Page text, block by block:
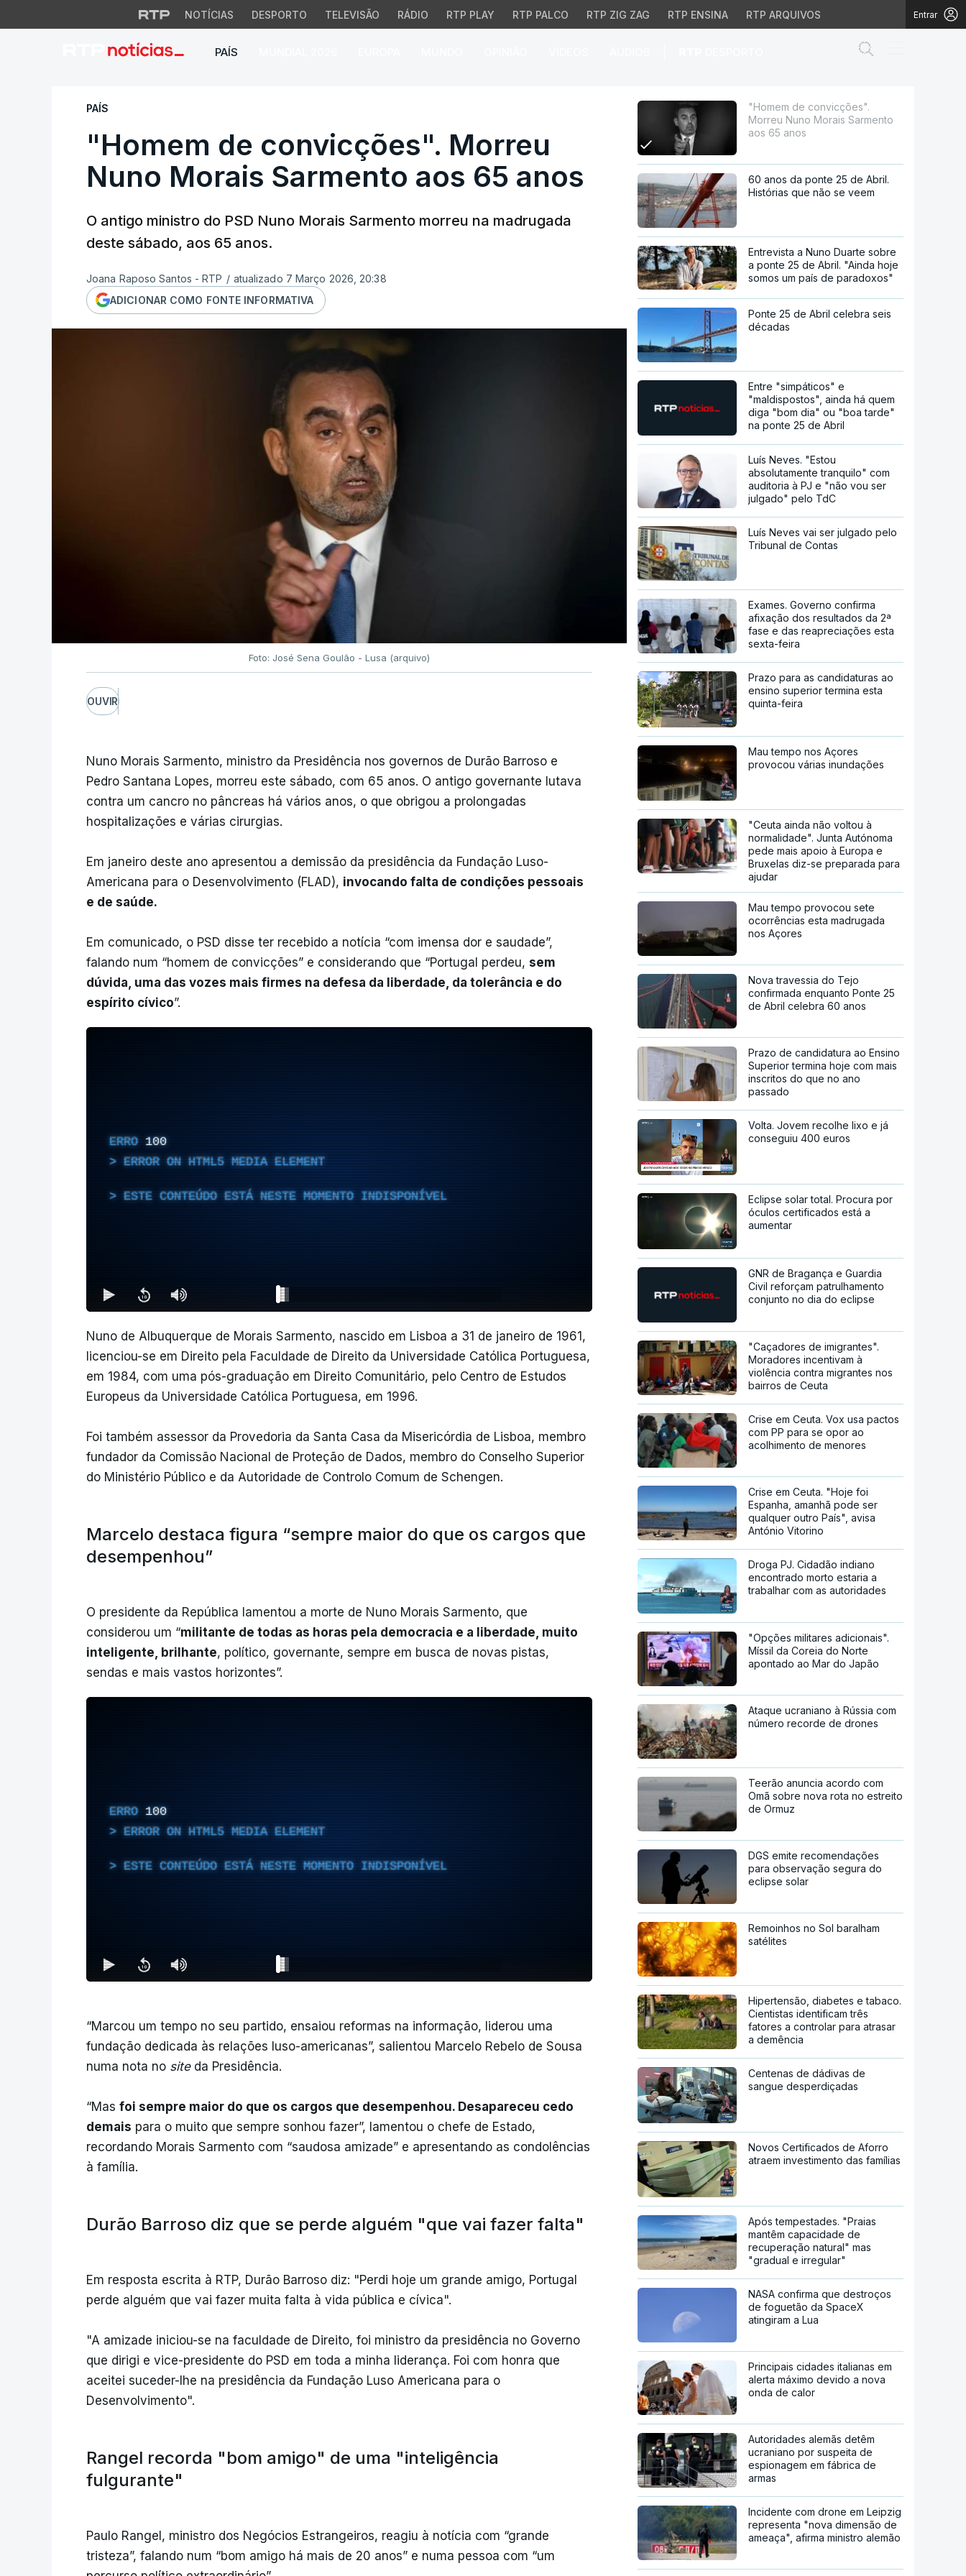
NOTÍCIAS DESPORTO TELEVISÃO RÁDIO RTP PLAY RTP PALCO RTP ZIG ZAG RTP ENSINA RTP ARQUIVOS Entrar
PAÍS
"Homem de convicções". Morreu Nuno Morais Sarmento aos 65
PAÍS
"Homem de convicções". Morreu
Nuno Morais Sarmento aos 65 anos
O antigo ministro do PSD Nuno Morais Sarmento morreu na madrugada
deste sábado, aos 65 anos.
Joana Raposo Santos - RTP / atualizado 7 Março 2026, 20:38
ADICIONAR COMO FONTE INFORMATIVA
Foto: José Sena Goulão - Lusa (arquivo)
OUVIR
Nuno Morais Sarmento, ministro da Presidência nos governos de Durão Barroso e
Pedro Santana Lopes, morreu este sábado, com 65 anos. O antigo governante lutava
contra um cancro no pâncreas há vários anos, o que obrigou a prolongadas
hospitalizações e várias cirurgias.
Em janeiro deste ano apresentou a demissão da presidência da Fundação Luso-
Americana para o Desenvolvimento (FLAD), invocando falta de condições pessoais
e de saúde.
Em comunicado, o PSD disse ter recebido a notícia “com imensa dor e saudade”,
falando num “homem de convicções” e considerando que “Portugal perdeu, sem
dúvida, uma das vozes mais firmes na defesa da liberdade, da tolerância e do
espírito cívico”.
ERRO 100
ERROR ON HTML5 MEDIA ELEMENT
ESTE CONTEÚDO ESTÁ NESTE MOMENTO INDISPONÍVEL
Nuno de Albuquerque de Morais Sarmento, nascido em Lisboa a 31 de janeiro de 1961,
licenciou-se em Direito pela Faculdade de Direito da Universidade Católica Portuguesa,
em 1984, com uma pós-graduação em Direito Comunitário, pelo Centro de Estudos
Europeus da Universidade Católica Portuguesa, em 1996.
Foi também assessor da Provedoria da Santa Casa da Misericórdia de Lisboa, membro
fundador da Comissão Nacional de Proteção de Dados, membro do Conselho Superior
do Ministério Público e da Autoridade de Controlo Comum de Schengen.
Marcelo destaca figura “sempre maior do que os cargos que
desempenhou”
O presidente da República lamentou a morte de Nuno Morais Sarmento, que
considerou um “militante de todas as horas pela democracia e a liberdade, muito
inteligente, brilhante, político, governante, sempre em busca de novas pistas,
sendas e mais vastos horizontes”.
ERRO 100
ERROR ON HTML5 MEDIA ELEMENT
ESTE CONTEÚDO ESTÁ NESTE MOMENTO INDISPONÍVEL
“Marcou um tempo no seu partido, ensaiou reformas na informação, liderou uma
fundação dedicada às relações luso-americanas”, salientou Marcelo Rebelo de Sousa
numa nota no site da Presidência.
“Mas foi sempre maior do que os cargos que desempenhou. Desapareceu cedo
demais para o muito que sempre sonhou fazer”, lamentou o chefe de Estado,
recordando Morais Sarmento com “saudosa amizade” e apresentando as condolências
à família.
Durão Barroso diz que se perde alguém "que vai fazer falta"
Em resposta escrita à RTP, Durão Barroso diz: "Perdi hoje um grande amigo, Portugal
perde alguém que vai fazer muita falta à vida pública e cívica".
"A amizade iniciou-se na faculdade de Direito, foi ministro da presidência no Governo
que dirigi e vice-presidente do PSD em toda a minha liderança. Foi com honra que
aceitei suceder-lhe na presidência da Fundação Luso Americana para o
Desenvolvimento".
Rangel recorda "bom amigo" de uma "inteligência
fulgurante"
Paulo Rangel, ministro dos Negócios Estrangeiros, reagiu à notícia com “grande
tristeza”, falando num “bom amigo há mais de 20 anos” e numa pessoa com “um
"Homem de convicções".
Morreu Nuno Morais Sarmento
aos 65 anos
60 anos da ponte 25 de Abril.
Histórias que não se veem
Entrevista a Nuno Duarte sobre
a ponte 25 de Abril. "Ainda hoje
somos um país de paradoxos"
Ponte 25 de Abril celebra seis
décadas
Entre "simpáticos" e
"maldispostos", ainda há quem
diga "bom dia" ou "boa tarde"
na ponte 25 de Abril
Luís Neves. "Estou
absolutamente tranquilo" com
auditoria à PJ e "não vou ser
julgado" pelo TdC
Luís Neves vai ser julgado pelo
Tribunal de Contas
Exames. Governo confirma
afixação dos resultados da 2ª
fase e das reapreciações esta
sexta-feira
Prazo para as candidaturas ao
ensino superior termina esta
quinta-feira
Mau tempo nos Açores
provocou várias inundações
"Ceuta ainda não voltou à
normalidade". Junta Autónoma
pede mais apoio à Europa e
Bruxelas diz-se preparada para
ajudar
Mau tempo provocou sete
ocorrências esta madrugada
nos Açores
Nova travessia do Tejo
confirmada enquanto Ponte 25
de Abril celebra 60 anos
Prazo de candidatura ao Ensino
Superior termina hoje com mais
inscritos do que no ano
passado
Volta. Jovem recolhe lixo e já
conseguiu 400 euros
Eclipse solar total. Procura por
óculos certificados está a
aumentar
GNR de Bragança e Guardia
Civil reforçam patrulhamento
conjunto no dia do eclipse
"Caçadores de imigrantes".
Moradores incentivam à
violência contra migrantes nos
bairros de Ceuta
Crise em Ceuta. Vox usa pactos
com PP para se opor ao
acolhimento de menores
Crise em Ceuta. "Hoje foi
Espanha, amanhã pode ser
qualquer outro País", avisa
António Vitorino
Droga PJ. Cidadão indiano
encontrado morto estaria a
trabalhar com as autoridades
"Opções militares adicionais".
Míssil da Coreia do Norte
apontado ao Mar do Japão
Ataque ucraniano à Rússia com
número recorde de drones
Teerão anuncia acordo com
Omã sobre nova rota no estreito
de Ormuz
DGS emite recomendações
para observação segura do
eclipse solar
Remoinhos no Sol baralham
satélites
Hipertensão, diabetes e tabaco.
Cientistas identificam três
fatores a controlar para atrasar
a demência
Centenas de dádivas de
sangue desperdiçadas
Novos Certificados de Aforro
atraem investimento das famílias
Após tempestades. "Praias
mantêm capacidade de
recuperação natural" mas
"gradual e irregular"
NASA confirma que destroços
de foguetão da SpaceX
atingiram a Lua
Principais cidades italianas em
alerta máximo devido a nova
onda de calor
Autoridades alemãs detêm
ucraniano por suspeita de
espionagem em fábrica de
armas
Incidente com drone em Leipzig
representa "nova dimensão de
ameaça", afirma ministro alemão